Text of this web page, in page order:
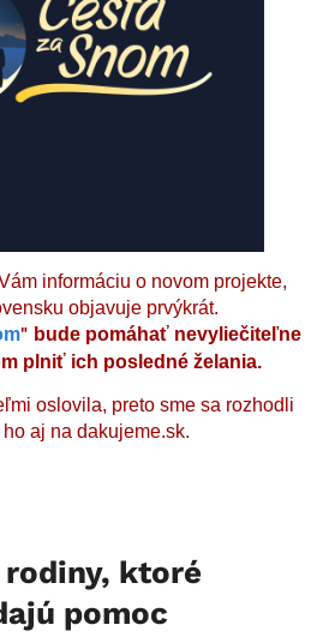
informáciu o novom projekte,
objavuje prvýkrát.
" bude pomáhať nevyliečiteľne
plniť ich posledné želania.
oslovila, preto sme sa rozhodli
aj na dakujeme.sk.
rodiny, ktoré
pomoc